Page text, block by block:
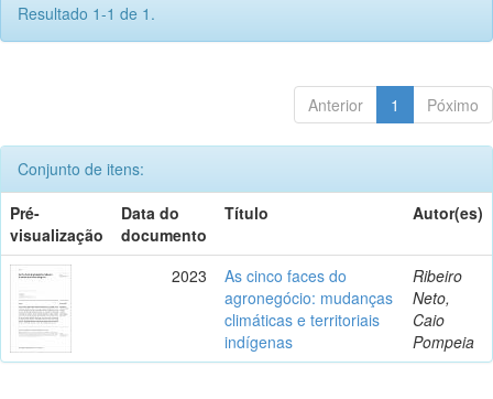
Resultado 1-1 de 1.
Anterior 1 Póximo
Conjunto de itens:
Pré-
visualização
Data do
documento
Título Autor(es)
2023
As cinco faces do
agronegócio: mudanças
climáticas e territoriais
indígenas
Ribeiro
Neto,
Caio
Pompeia